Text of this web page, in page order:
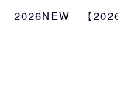
素材
S
2026NEW 【